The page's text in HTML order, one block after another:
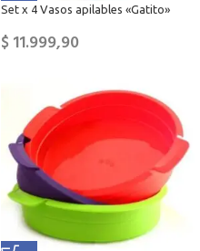
Set x 4 Vasos apilables «Gatito»
$11.999,90